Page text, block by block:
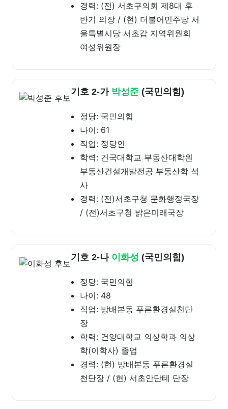
경력: (전) 서초구의회 제8대 후
반기 의장 / (현) 더불어민주당 서
울특별시당 서초갑 지역위원회
여성위원장
기호 2-가 박성준 (국민의힘)
정당: 국민의힘
나이: 61
직업: 정당인
학력: 건국대학교 부동산대학원
부동산건설개발전공 부동산학 석
사
경력: (전)서초구청 문화행정국장
/ (전)서초구청 밝은미래국장
기호 2-나 이화성 (국민의힘)
정당: 국민의힘
나이: 48
직업: 방배본동 푸른환경실천단
장
학력: 건양대학교 의상학과 의상
학(이학사) 졸업
경력: (현) 방배본동 푸른환경실
천단장 / (현) 서초안단테 단장